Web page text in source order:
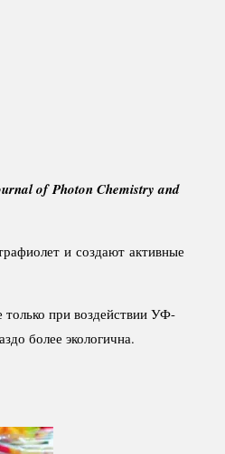
of Photon Chemistry and
и создают активные
только при воздействии УФ-
более экологична.